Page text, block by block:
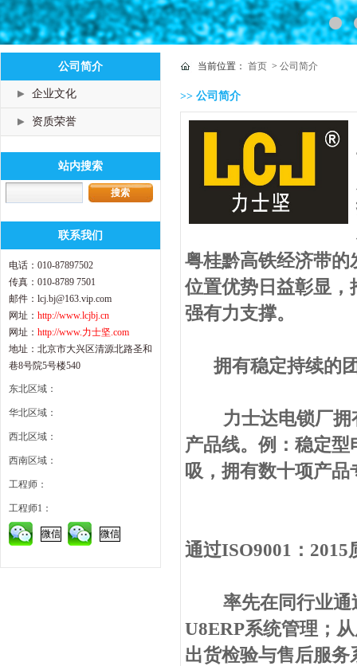
公司简介
企业文化
资质荣誉
站内搜索
联系我们
电话：010-87897502
传真：010-8789 7501
邮件：lcj.bj@163.vip.com
网址： http://www.lcjbj.cn
网址： http://www.力士坚.com
地址：北京市大兴区清源北路圣和
巷8号院5号楼540
东北区域：
华北区域：
西北区域：
西南区域：
工程师：
工程师1：
微信 微信
当前位置： 首页 > 公司简介
>> 公司简介
粤桂黔高铁经济带
位置优势日益彰显
强有力支撑。
拥有稳定持续的
力士达电锁厂拥有
产品线。例：稳定
吸，拥有数十项产
通过ISO9001：2015
率先在同行业通过
U8ERP系统管理；
出货检验与售后服务